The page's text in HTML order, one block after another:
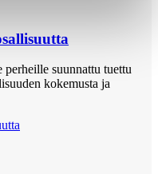
suunnattu tuettu
kokemusta ja